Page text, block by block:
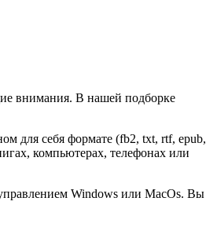
внимания. В нашей подборке
для себя формате (fb2, txt, rtf, epub,
компьютерах, телефонах или
Windows или MacOs. Вы